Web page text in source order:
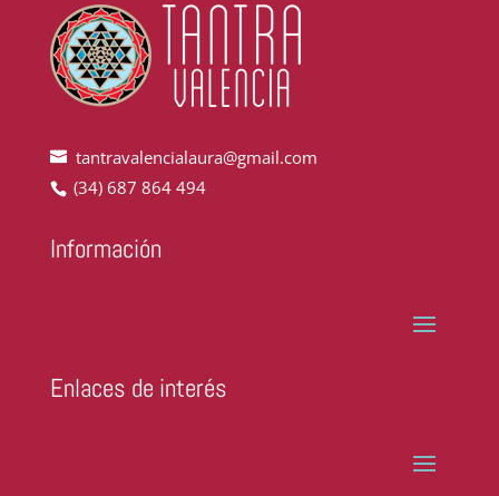
tantravalencialaura@gmail.com
(34) 687 864 494
Información
Enlaces de interés